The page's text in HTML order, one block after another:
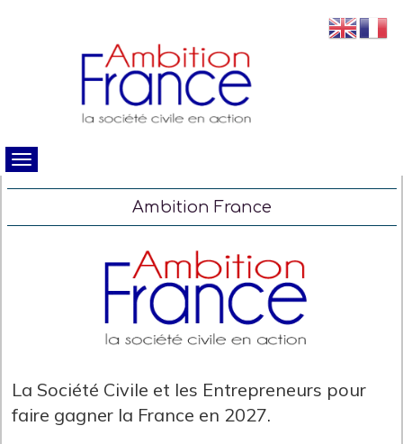
Ambition France
La Société Civile et les Entrepreneurs pour
faire gagner la France en 2027.